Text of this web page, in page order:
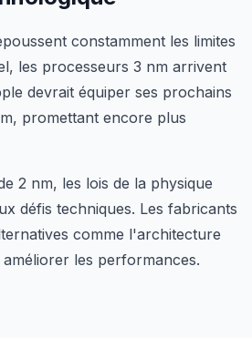
constamment les limites
les processeurs 3 nm arrivent
devrait équiper ses prochains
promettant encore plus
2 nm, les lois de la physique
défis techniques. Les fabricants
comme l'architecture
les performances.